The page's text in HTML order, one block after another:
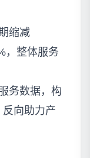
缩减
，整体服务
务数据，构
向助力产